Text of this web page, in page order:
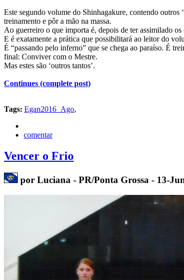
Este segundo volume do Shinhagakure, contendo outros
treinamento e pôr a mão na massa.
Ao guerreiro o que importa é, depois de ter assimilado
E é exatamente a prática que possibilitará ao leitor do
É “passando pelo inferno” que se chega ao paraíso. É
final: Conviver com o Mestre.
Mas estes são ‘outros tantos’.
Continues (complete post)
Tags: Egan2016_Ago,
comentar
Vencer o Frio
por Luciana - PR/Ponta Grossa - 13-